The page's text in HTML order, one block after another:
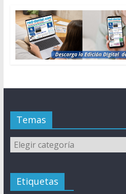
Temas
Temas
Etiquetas